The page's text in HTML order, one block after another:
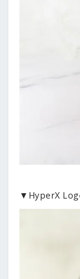
▼HyperX